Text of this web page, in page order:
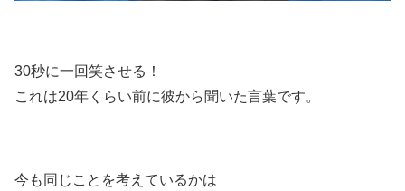
30秒に一回笑させる！
これは20年くらい前に彼から聞いた言葉です。
今も同じことを考えているかは